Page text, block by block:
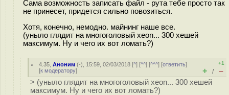
Сама возможность записать файл - рута тебе просто так
не принесет, придется сильно повозиться.
Хотя, конечно, немодно. майнинг наше все.
(уныло глядит на многоголовый xeon... 300 хешей
максимум. Ну и чего их вот ломать?)
4.35 ,Аноним (-), 15:59, 02/03/2018 [^] [^^] [^^^] [ответить]
[к модератору]
+1
+ / –
> (уныло глядит на многоголовый xeon... 300 хешей
максимум. Ну и чего их вот ломать?)